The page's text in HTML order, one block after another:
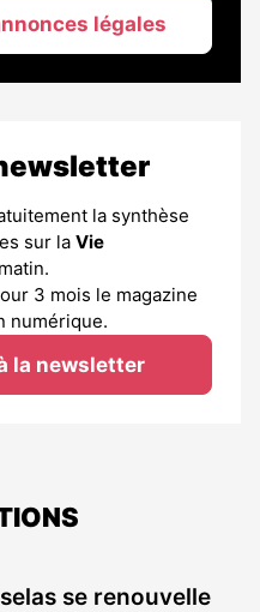
légales
la synthèse
sur la Vie
3 mois le magazine
numérique.
la newsletter
se renouvelle